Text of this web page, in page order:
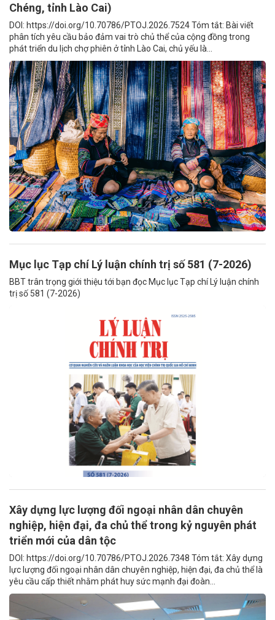
Chéng, tỉnh Lào Cai)
DOI: https://doi.org/10.70786/PTOJ.2026.7524 Tóm tắt: Bài viết
phân tích yêu cầu bảo đảm vai trò chủ thể của cộng đồng trong
phát triển du lịch chợ phiên ở tỉnh Lào Cai, chủ yếu là...
Mục lục Tạp chí Lý luận chính trị số 581 (7-2026)
BBT trân trọng giới thiệu tới bạn đọc Mục lục Tạp chí Lý luận chính
trị số 581 (7-2026)
Xây dựng lực lượng đối ngoại nhân dân chuyên
nghiệp, hiện đại, đa chủ thể trong kỷ nguyên phát
triển mới của dân tộc
DOI: https://doi.org/10.70786/PTOJ.2026.7348 Tóm tắt: Xây dựng
lực lượng đối ngoại nhân dân chuyên nghiệp, hiện đại, đa chủ thể là
yêu cầu cấp thiết nhằm phát huy sức mạnh đại đoàn...